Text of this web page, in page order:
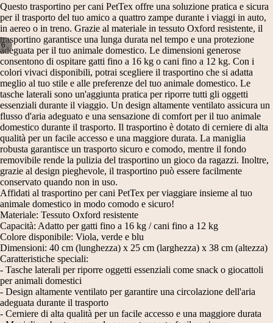
6
APRI
IMMAGINE
A
SCHERMO
INTERO
APRI
IMMAGINE
A
SCHERMO
INTERO
APRI
IMMAGINE
A
SCHERMO
INTERO
APRI
IMMAGINE
A
SCHERMO
INTERO
APRI
IMMAGINE
A
SCHERMO
INTERO
APRI
IMMAGINE
A
SCHERMO
INTERO
Questo trasportino per cani PetTex offre una soluzione pratica e sicura
per il trasporto del tuo amico a quattro zampe durante i viaggi in auto,
in aereo o in treno. Grazie al materiale in tessuto Oxford resistente, il
trasportino garantisce una lunga durata nel tempo e una protezione
adeguata per il tuo animale domestico. Le dimensioni generose
consentono di ospitare gatti fino a 16 kg o cani fino a 12 kg. Con i
colori vivaci disponibili, potrai scegliere il trasportino che si adatta
meglio al tuo stile e alle preferenze del tuo animale domestico. Le
tasche laterali sono un'aggiunta pratica per riporre tutti gli oggetti
essenziali durante il viaggio. Un design altamente ventilato assicura un
flusso d'aria adeguato e una sensazione di comfort per il tuo animale
domestico durante il trasporto. Il trasportino è dotato di cerniere di alta
qualità per un facile accesso e una maggiore durata. La maniglia
robusta garantisce un trasporto sicuro e comodo, mentre il fondo
removibile rende la pulizia del trasportino un gioco da ragazzi. Inoltre,
grazie al design pieghevole, il trasportino può essere facilmente
conservato quando non in uso.
Affidati al trasportino per cani PetTex per viaggiare insieme al tuo
animale domestico in modo comodo e sicuro!
Materiale: Tessuto Oxford resistente
Capacità: Adatto per gatti fino a 16 kg / cani fino a 12 kg
Colore disponibile: Viola, verde e blu
Dimensioni: 40 cm (lunghezza) x 25 cm (larghezza) x 38 cm (altezza)
Caratteristiche speciali:
- Tasche laterali per riporre oggetti essenziali come snack o giocattoli
per animali domestici
- Design altamente ventilato per garantire una circolazione dell'aria
adeguata durante il trasporto
- Cerniere di alta qualità per un facile accesso e una maggiore durata